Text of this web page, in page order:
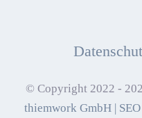
© Copyright 2022 -
thiemwork GmbH |